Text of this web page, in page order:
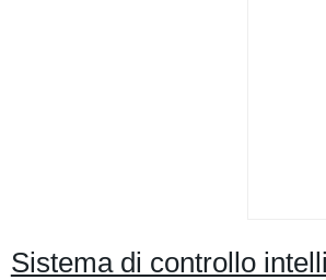
Sistema di controllo